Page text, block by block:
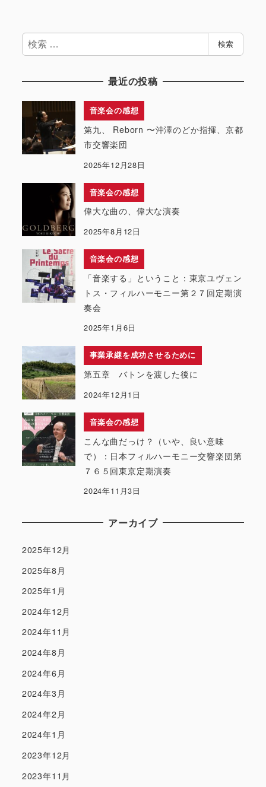
検
索
検索
最近の投稿
音楽会の感想
第九、 Reborn 〜沖澤のどか指揮、京都
市交響楽団
2025年12月28日
音楽会の感想
偉大な曲の、偉大な演奏
2025年8月12日
音楽会の感想
「音楽する」ということ：東京ユヴェン
トス・フィルハーモニー第２７回定期演
奏会
2025年1月6日
事業承継を成功させるために
第五章 バトンを渡した後に
2024年12月1日
音楽会の感想
こんな曲だっけ？（いや、良い意味
で）：日本フィルハーモニー交響楽団第
７６５回東京定期演奏
2024年11月3日
アーカイブ
2025年12月
2025年8月
2025年1月
2024年12月
2024年11月
2024年8月
2024年6月
2024年3月
2024年2月
2024年1月
2023年12月
2023年11月